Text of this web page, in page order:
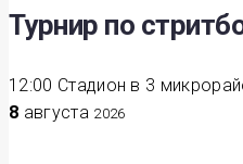
Турнир по
12:00 Стадион в 3
8 августа 2026